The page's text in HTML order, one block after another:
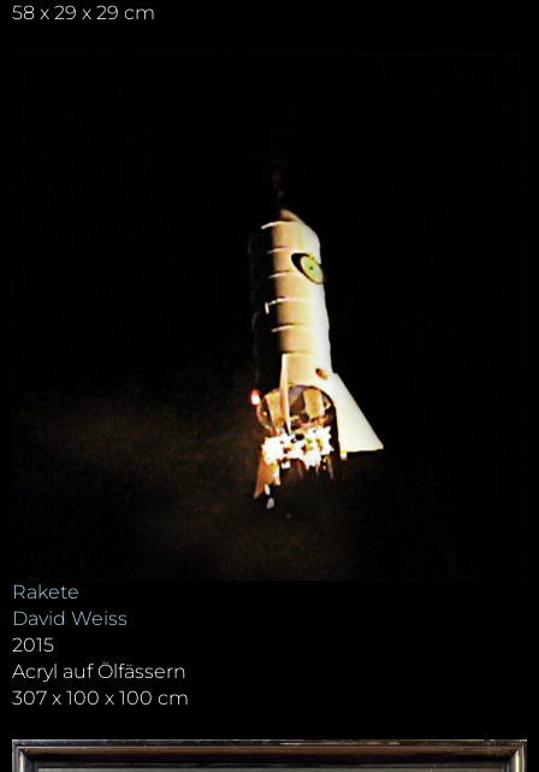
58 x 29 x 29 cm
Rakete
David Weiss
2015
Acryl auf Ölfässern
307 x 100 x 100 cm